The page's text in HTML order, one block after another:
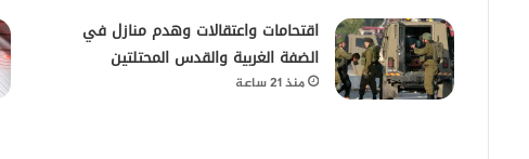
اقتحامات واعتقالات وهدم منازل في
الضفة الغربية والقدس المحتلتين
منذ 21 ساعة